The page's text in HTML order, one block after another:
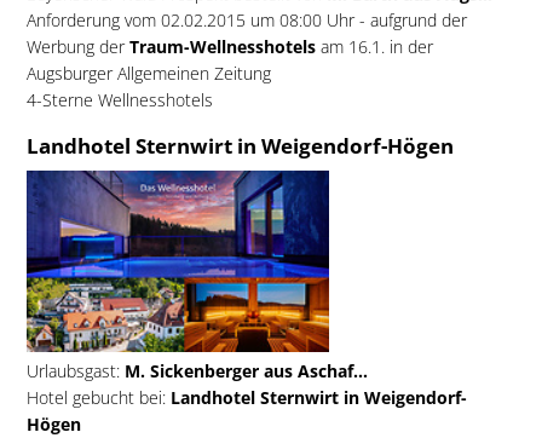
Anforderung vom 02.02.2015 um 08:00 Uhr - aufgrund der
Werbung derTraum-Wellnesshotelsam 16.1. in der
Augsburger Allgemeinen Zeitung
4-Sterne Wellnesshotels
Landhotel Sternwirt in Weigendorf-Högen
Urlaubsgast: M. Sickenberger aus Aschaf...
Hotel gebucht bei: Landhotel Sternwirt in Weigendorf-
Högen